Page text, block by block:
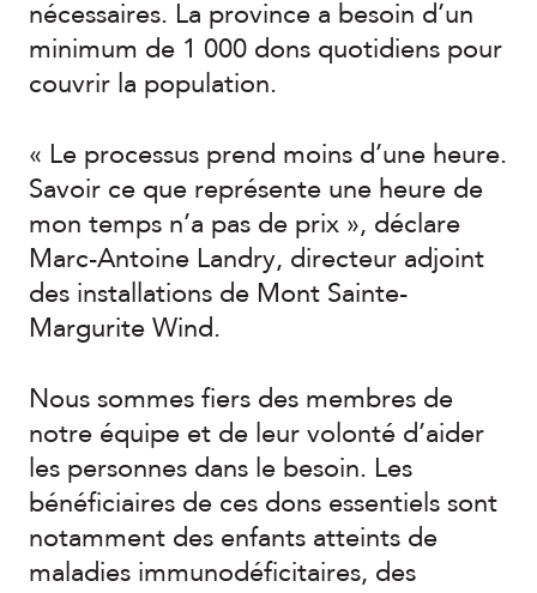
nécessaires. La province a besoin d’un
minimum de 1 000 dons quotidiens pour
couvrir la population.
« Le processus prend moins d’une heure.
Savoir ce que représente une heure de
mon temps n’a pas de prix », déclare
Marc-Antoine Landry, directeur adjoint
des installations de Mont Sainte-
Margurite Wind.
Nous sommes fiers des membres de
notre équipe et de leur volonté d’aider
les personnes dans le besoin. Les
bénéficiaires de ces dons essentiels sont
notamment des enfants atteints de
maladies immunodéficitaires, des